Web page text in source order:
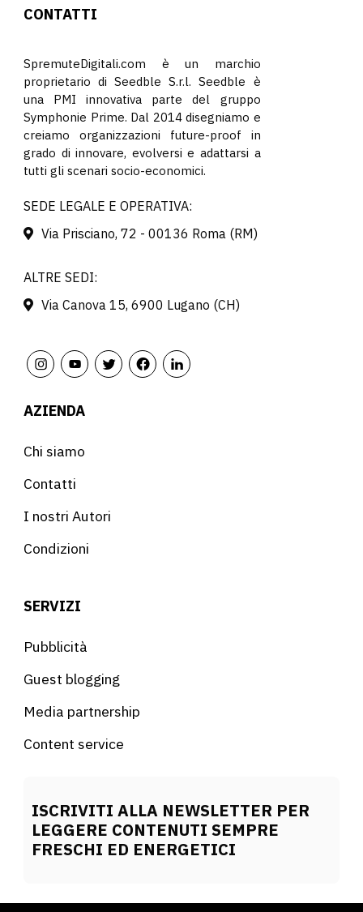
CONTATTI
SpremuteDigitali.com è un marchio
proprietario di Seedble S.r.l. Seedble è
una PMI innovativa parte del gruppo
Symphonie Prime. Dal 2014 disegniamo e
creiamo organizzazioni future-proof in
grado di innovare, evolversi e adattarsi a
tutti gli scenari socio-economici.
SEDE LEGALE E OPERATIVA:
Via Prisciano, 72 - 00136 Roma (RM)
ALTRE SEDI:
Via Canova 15, 6900 Lugano (CH)
AZIENDA
Chi siamo
Contatti
I nostri Autori
Condizioni
SERVIZI
Pubblicità
Guest blogging
Media partnership
Content service
ISCRIVITI ALLA NEWSLETTER PER
LEGGERE CONTENUTI SEMPRE
FRESCHI ED ENERGETICI